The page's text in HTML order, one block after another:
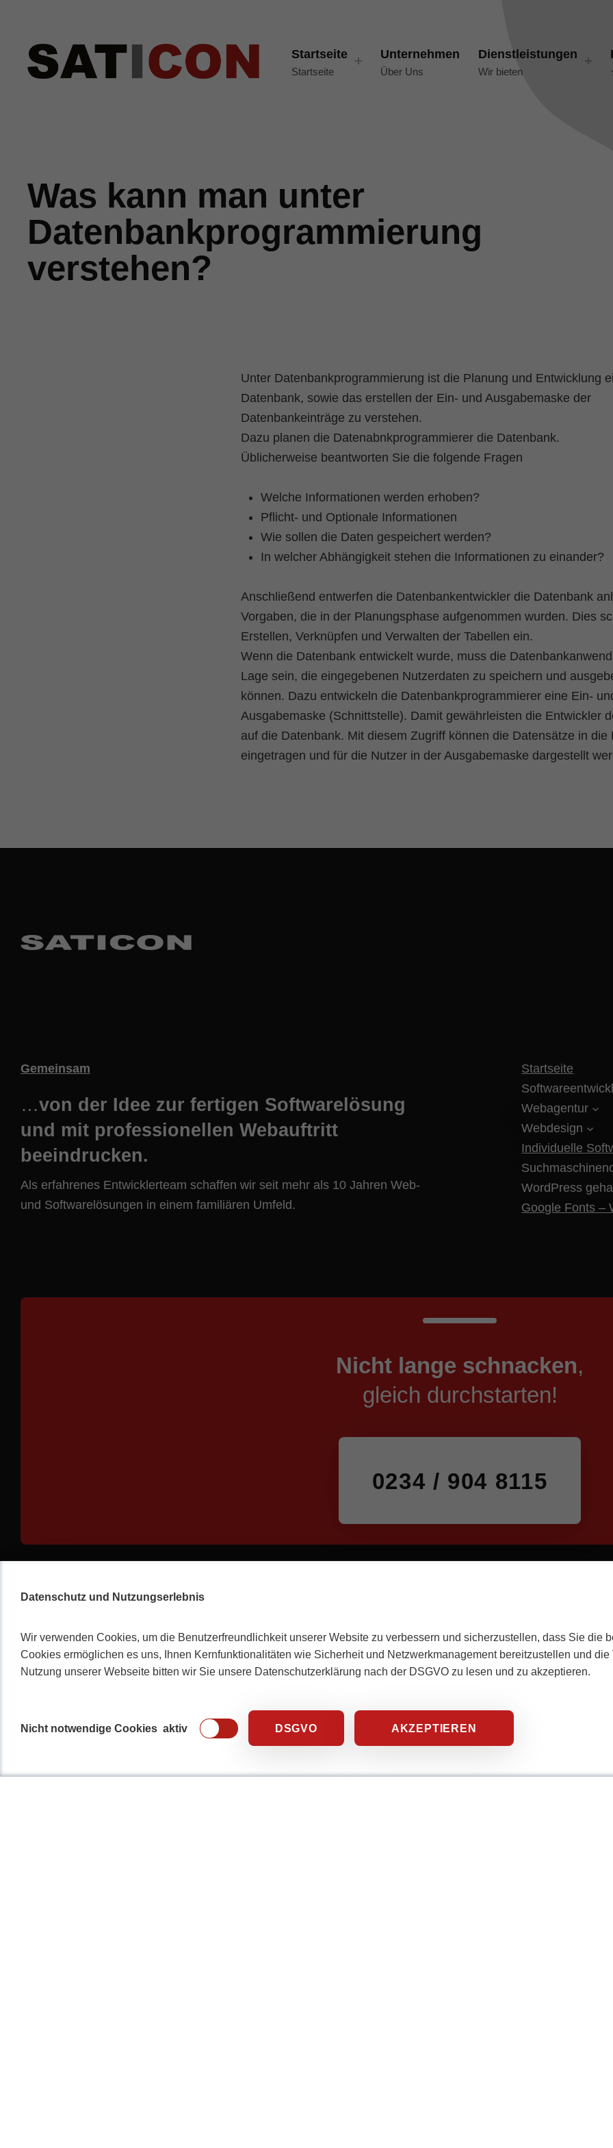
Datenschutz und Nutzungserlebnis
Wir verwenden Cookies, um die Benutzerfreundlichkeit unserer Website zu verbessern und sicherzustellen, dass Sie die
Cookies ermöglichen es uns, Ihnen Kernfunktionalitäten wie Sicherheit und Netzwerkmanagement bereitzustellen und
Nutzung unserer Webseite bitten wir Sie unsere Datenschutzerklärung nach der DSGVO zu lesen und zu akzeptieren.
Nicht notwendige Cookies aktiv DSGVO AKZEPTIEREN
Startseite
Startseite
Unternehmen
Über Uns
Dienstleistungen
Wir bieten
Was kann man unter
Datenbankprogrammierung
verstehen?
Unter Datenbankprogrammierung ist die Planung und Entwicklung
Datenbank, sowie das erstellen der Ein- und Ausgabemaske der
Datenbankeinträge zu verstehen.
Dazu planen die Datenabnkprogrammierer die Datenbank.
Üblicherweise beantworten Sie die folgende Fragen
Welche Informationen werden erhoben?
Pflicht- und Optionale Informationen
Wie sollen die Daten gespeichert werden?
In welcher Abhängigkeit stehen die Informationen zu einander?
Anschließend entwerfen die Datenbankentwickler die Datenbank
Vorgaben, die in der Planungsphase aufgenommen wurden. Dies
Erstellen, Verknüpfen und Verwalten der Tabellen ein.
Wenn die Datenbank entwickelt wurde, muss die
Lage sein, die eingegebenen Nutzerdaten zu speichern und
können. Dazu entwickeln die Datenbankprogrammierer eine Ein-
Ausgabemaske (Schnittstelle). Damit gewährleisten die Entwickler
auf die Datenbank. Mit diesem Zugriff können die Datensätze in die
eingetragen und für die Nutzer in der Ausgabemaske dargestellt
Gemeinsam
…von der Idee zur fertigen Softwarelösung
und mit professionellen Webauftritt
beeindrucken.
Als erfahrenes Entwicklerteam schaffen wir seit mehr als 10 Jahren Web-
und Softwarelösungen in einem familiären Umfeld.
Startseite
Webagentur
Webdesign
Individuelle
WordPress
Google Fonts –
Nicht lange schnacken,
gleich durchstarten!
0234 / 904 8115